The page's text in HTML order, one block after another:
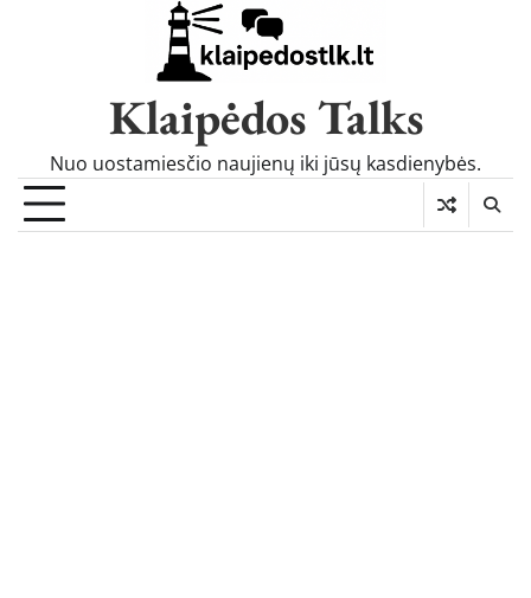
Klaipėdos Talks
Nuo uostamiesčio naujienų iki jūsų kasdienybės.